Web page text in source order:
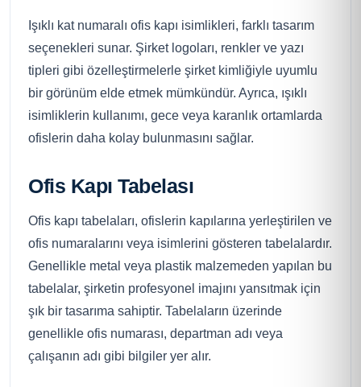
Işıklı kat numaralı ofis kapı isimlikleri, farklı tasarım
seçenekleri sunar. Şirket logoları, renkler ve yazı
tipleri gibi özelleştirmelerle şirket kimliğiyle uyumlu
bir görünüm elde etmek mümkündür. Ayrıca, ışıklı
isimliklerin kullanımı, gece veya karanlık ortamlarda
ofislerin daha kolay bulunmasını sağlar.
Ofis Kapı Tabelası
Ofis kapı tabelaları, ofislerin kapılarına yerleştirilen ve
ofis numaralarını veya isimlerini gösteren tabelalardır.
Genellikle metal veya plastik malzemeden yapılan bu
tabelalar, şirketin profesyonel imajını yansıtmak için
şık bir tasarıma sahiptir. Tabelaların üzerinde
genellikle ofis numarası, departman adı veya
çalışanın adı gibi bilgiler yer alır.